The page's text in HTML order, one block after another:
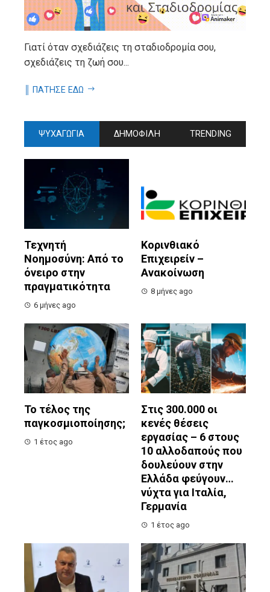
Γιατί όταν σχεδιάζεις τη σταδιοδρομία σου,
σχεδιάζεις τη ζωή σου...
║ ΠΑΤΗΣΕ ΕΔΩ
ΨΥΧΑΓΩΓΙΑ ΔΗΜΟΦΙΛΗ TRENDING
Τεχνητή
Νοημοσύνη: Από το
όνειρο στην
πραγματικότητα
6 μήνες ago
Κορινθιακό
Επιχειρείν –
Ανακοίνωση
8 μήνες ago
Το τέλος της
παγκοσμιοποίησης;
1 έτος ago
Στις 300.000 οι
κενές θέσεις
εργασίας – 6 στους
10 αλλοδαπούς που
δουλεύουν στην
Ελλάδα φεύγουν…
νύχτα για Ιταλία,
Γερμανία
1 έτος ago